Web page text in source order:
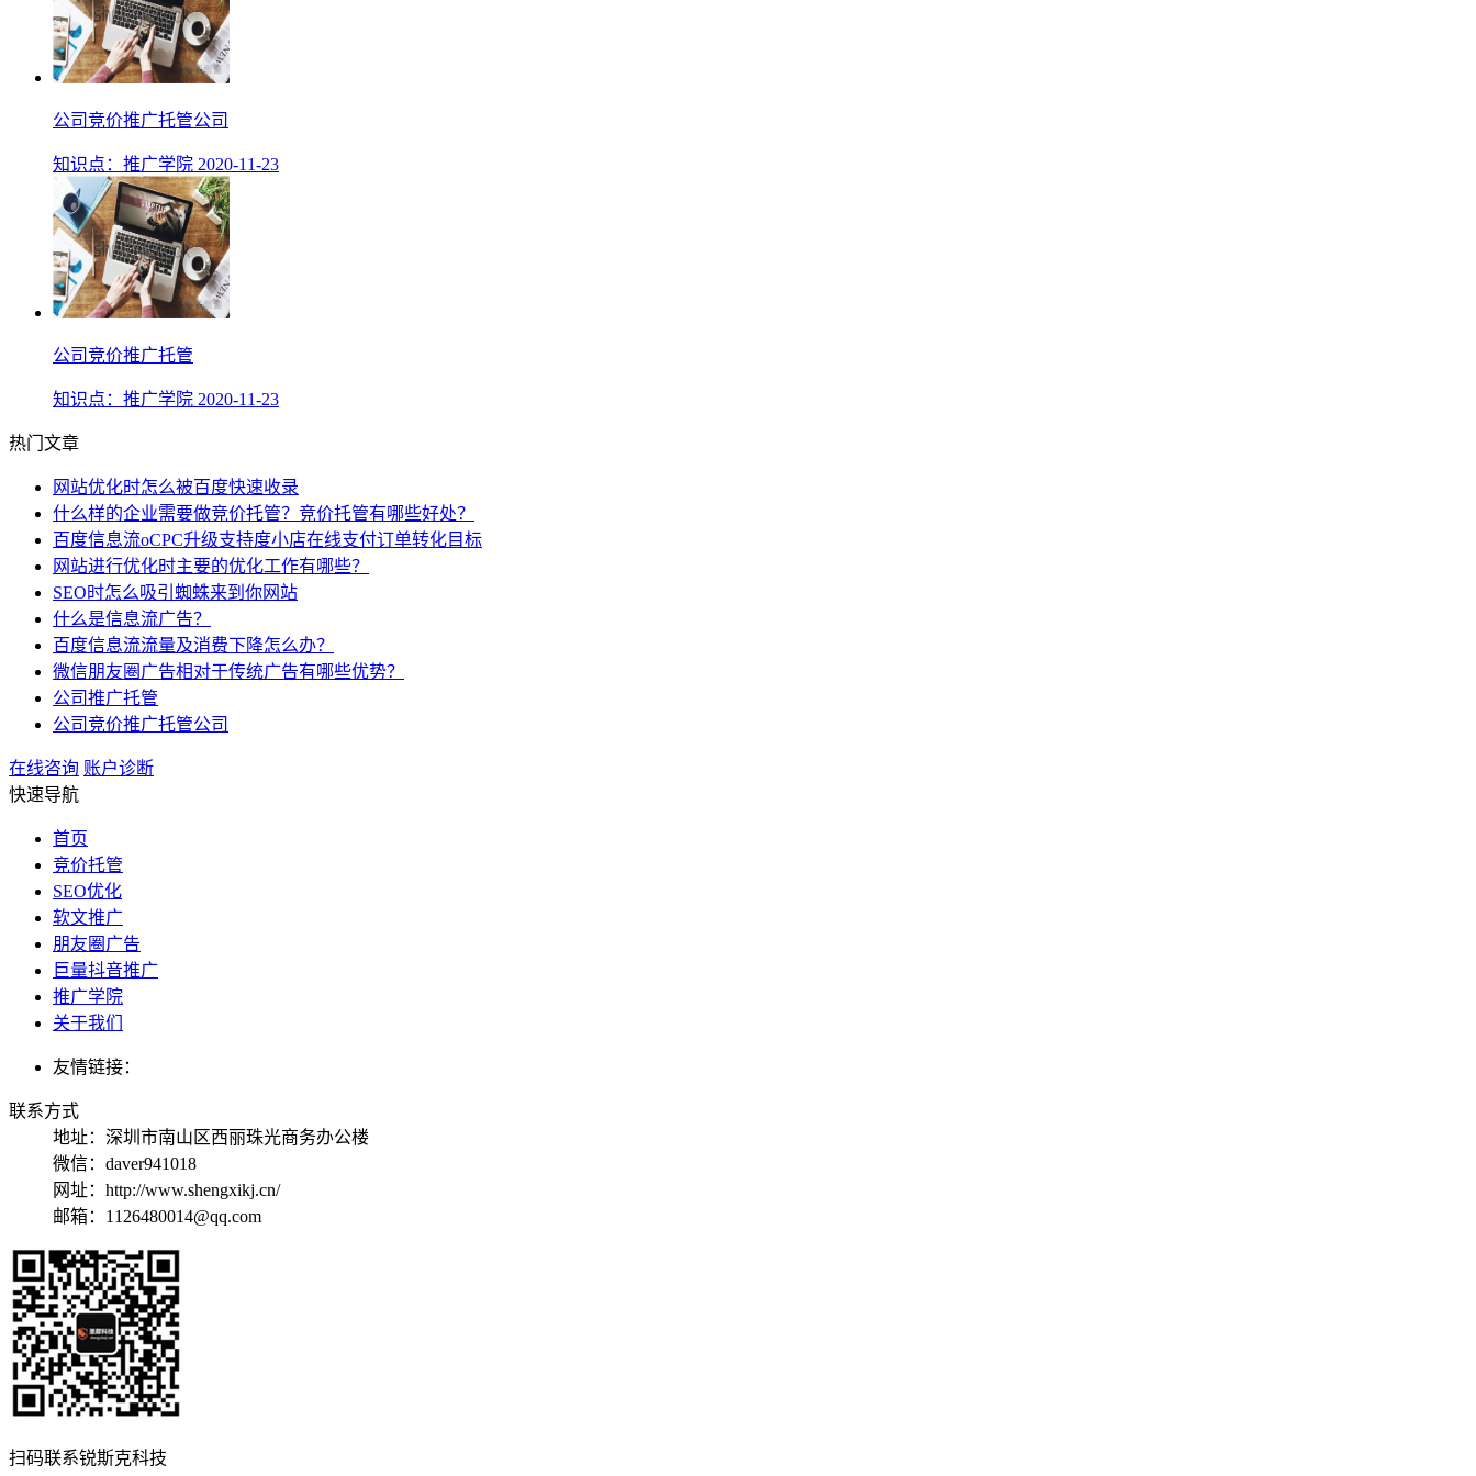
公司竞价推广托管公司
知识点： 推广学院 2020-11-23
公司竞价推广托管
知识点： 推广学院 2020-11-23
热门文章
网站优化时怎么被百度快速收录
什么样的企业需要做竞价托管？竞价托管有哪些好处？
百度信息流oCPC升级支持度小店在线支付订单转化目标
网站进行优化时主要的优化工作有哪些？
SEO时怎么吸引蜘蛛来到你网站
什么是信息流广告？
百度信息流流量及消费下降怎么办？
微信朋友圈广告相对于传统广告有哪些优势？
公司推广托管
公司竞价推广托管公司
在线咨询 账户诊断
快速导航
首页
竞价托管
SEO优化
软文推广
朋友圈广告
巨量抖音推广
推广学院
关于我们
友情链接：
联系方式
地址： 深圳市南山区西丽珠光商务办公楼
微信：daver941018
网址：http://www.shengxikj.cn/
邮箱：1126480014@qq.com
扫码联系锐斯克科技